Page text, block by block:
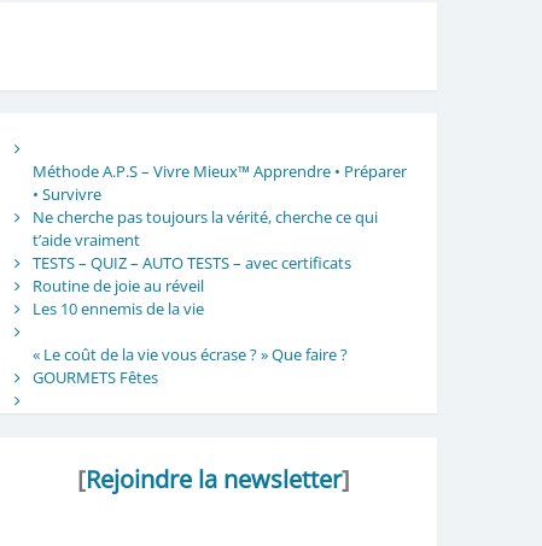
Méthode A.P.S – Vivre Mieux™ Apprendre • Préparer
• Survivre
Ne cherche pas toujours la vérité, cherche ce qui
t’aide vraiment
TESTS – QUIZ – AUTO TESTS – avec certificats
Routine de joie au réveil
Les 10 ennemis de la vie
« Le coût de la vie vous écrase ? » Que faire ?
GOURMETS Fêtes
[Rejoindre la newsletter]